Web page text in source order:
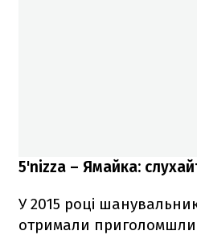
5'nizza – Ямайка:
У 2015 році
отримали